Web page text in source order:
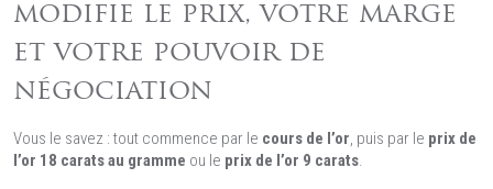
modifie le prix, votre marge
et votre pouvoir de
négociation
Vous le savez : tout commence par le cours de l’or, puis par le prix de
l’or 18 carats au gramme ou le prix de l’or 9 carats.